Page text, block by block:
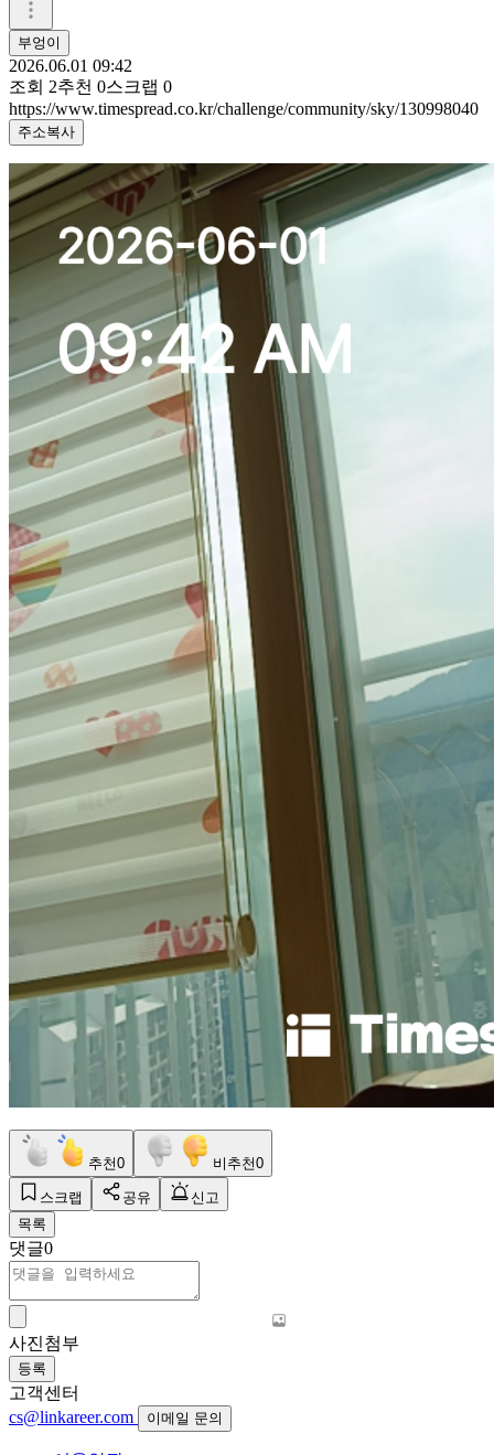
부엉이
2026.06.01 09:42
조회 2추천 0스크랩 0
https://www.timespread.co.kr/challenge/community/sky/130998040
주소복사
추천0 비추천0
스크랩 공유
신고
목록
댓글0
사진첨부
등록
고객센터
cs@linkareer.com
이메일 문의